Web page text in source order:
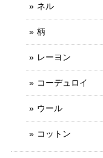
ネル
柄
レーヨン
コーデュロイ
ウール
コットン